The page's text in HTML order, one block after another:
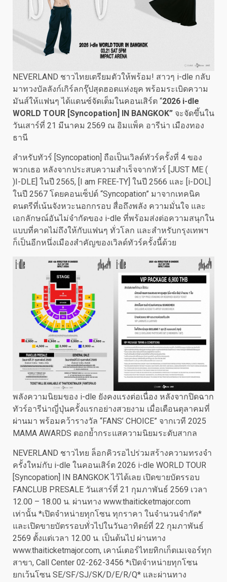
NEVERLAND ชาวไทยเตรียมตัวให้พร้อม! สาวๆ i-dle กลับ
มาทวงบัลลังก์เกิร์ลกรุ๊ปสุดฮอตแห่งยุค พร้อมระเบิดความ
มันส์ให้แฟนๆ ได้แดนซ์จัดเต็มในคอนเสิร์ต “2026 i-dle
WORLD TOUR [Syncopation] IN BANGKOK” จะจัดขึ้นใน
วันเสาร์ที่ 21 มีนาคม 2569 ณ อิมแพ็ค อารีน่า เมืองทอง
ธานี
สำหรับทัวร์ [Syncopation] ถือเป็นเวิลด์ทัวร์ครั้งที่ 4 ของ
พวกเธอ หลังจากประสบความสำเร็จจากทัวร์ [JUST ME (
)I-DLE] ในปี 2565, [I am FREE-TY] ในปี 2566 และ [i-DOL]
ในปี 2567 โดยคอนเซ็ปต์ “Syncopation” มาจากเทคนิค
ดนตรีที่เน้นจังหวะนอกกรอบ สื่อถึงพลัง ความมั่นใจ และ
เอกลักษณ์อันไม่จำกัดของ i-dle ที่พร้อมส่งต่อความสนุกใน
แบบที่คาดไม่ถึงให้กับแฟนๆ ทั่วโลก และสำหรับกรุงเทพฯ
ก็เป็นอีกหนึ่งเมืองสำคัญของเวิลด์ทัวร์ครั้งนี้ด้วย
พลังความนิยมของ i-dle ยังคงแรงต่อเนื่อง หลังจากปิดฉาก
ทัวร์อารีน่าญี่ปุ่นครั้งแรกอย่างสวยงาม เมื่อเดือนตุลาคมที่
ผ่านมา พร้อมคว้ารางวัล “FANS’ CHOICE” จากเวที 2025
MAMA AWARDS ตอกย้ำกระแสความนิยมระดับสากล
NEVERLAND ชาวไทย ล็อกคิวรอไปร่วมสร้างความทรงจำ
ครั้งใหม่กับ i-dle ในคอนเสิร์ต 2026 i-dle WORLD TOUR
[Syncopation] IN BANGKOK ไว้ได้เลย เปิดขายบัตรรอบ
FANCLUB PRESALE วันเสาร์ที่ 21 กุมภาพันธ์ 2569 เวลา
12.00 – 18.00 น. ผ่านทาง www.thaiticketmajor.com
เท่านั้น *เปิดจำหน่ายทุกโซน ทุกราคา ในจำนวนจำกัด*
และเปิดขายบัตรรอบทั่วไปในวันอาทิตย์ที่ 22 กุมภาพันธ์
2569 ตั้งแต่เวลา 12.00 น. เป็นต้นไป ผ่านทาง
www.thaiticketmajor.com, เคาน์เตอร์ไทยทิกเก็ตเมเจอร์ทุก
สาขา, Call Center 02-262-3456 *เปิดจำหน่ายทุกโซน
ยกเว้นโซน SE/SF/SJ/SK/D/E/R/Q* และผ่านทาง